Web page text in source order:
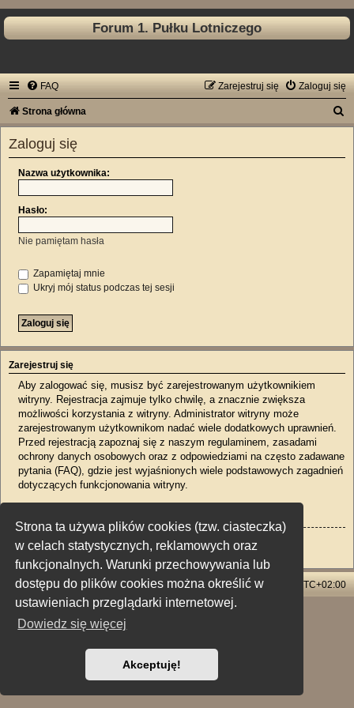
Strona ta używa plików cookies (tzw. ciasteczka)
w celach statystycznych, reklamowych oraz
funkcjonalnych. Warunki przechowywania lub
dostępu do plików cookies można określić w
ustawieniach przeglądarki internetowej.
Dowiedz się więcej
Akceptuję!
Forum 1. Pułku Lotniczego
FAQ Zaloguj się
Zarejestruj się
Strona główna
Zaloguj się
Nazwa użytkownika:
Hasło:
Nie pamiętam hasła
Zapamiętaj mnie
Ukryj mój status podczas tej sesji
Zarejestruj się
Aby zalogować się, musisz być zarejestrowanym użytkownikiem
witryny. Rejestracja zajmuje tylko chwilę, a znacznie zwiększa
możliwości korzystania z witryny. Administrator witryny może
zarejestrowanym użytkownikom nadać wiele dodatkowych uprawnień.
Przed rejestracją zapoznaj się z naszym regulaminem, zasadami
ochrony danych osobowych oraz z odpowiedziami na często zadawane
pytania (FAQ), gdzie jest wyjaśnionych wiele podstawowych zagadnień
dotyczących funkcjonowania witryny.
Zarejestruj się
Strona główna Strefa czasowa UTC+02:00
Usuń ciasteczka witryny
Technologię dostarcza phpBB® Forum Software © phpBB Limited
Polski pakiet językowy dostarcza
Zasady ochrony danych osobowych |Regulamin